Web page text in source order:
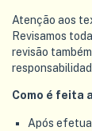
Atenção aos
Revisamos
revisão
Como é feita
Após